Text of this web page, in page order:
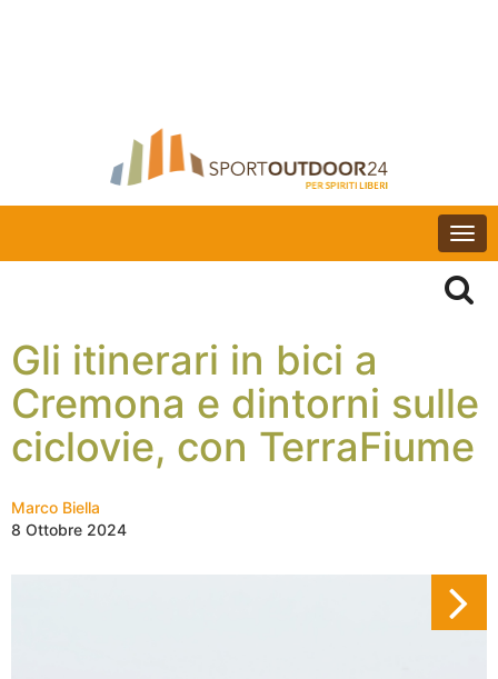
Gli itinerari in bici a
Cremona e dintorni sulle
ciclovie, con TerraFiume
Marco Biella
8 Ottobre 2024